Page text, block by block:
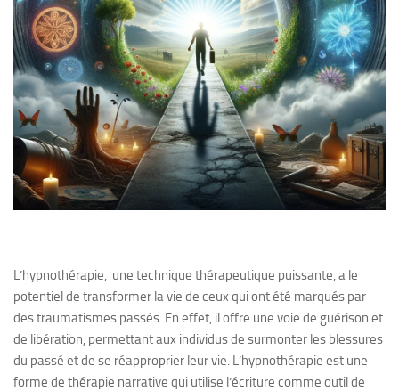
L’hypnothérapie, une technique thérapeutique puissante, a le
potentiel de transformer la vie de ceux qui ont été marqués par
des traumatismes passés. En effet, il offre une voie de guérison et
de libération, permettant aux individus de surmonter les blessures
du passé et de se réapproprier leur vie. L’hypnothérapie est une
forme de thérapie narrative qui utilise l’écriture comme outil de